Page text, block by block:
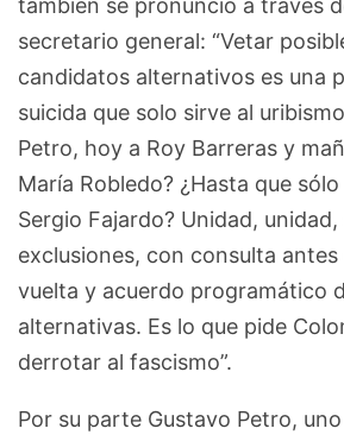
también se pronunció a través
secretario general: “Vetar
candidatos alternativos es una
suicida que solo sirve al
Petro, hoy a Roy Barreras y
María Robledo? ¿Hasta que
Sergio Fajardo? Unidad,
exclusiones, con consulta antes
vuelta y acuerdo programático
alternativas. Es lo que pide
derrotar al fascismo”.
Por su parte Gustavo Petro,